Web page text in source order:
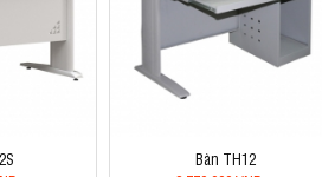
Bàn TH12